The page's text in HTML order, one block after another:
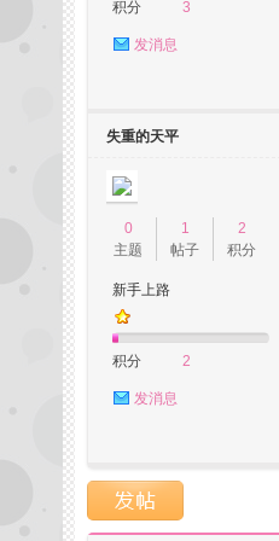
积分 3
发消息
失重的天平
0
主题
1
帖子
2
积分
新手上路
积分 2
发消息